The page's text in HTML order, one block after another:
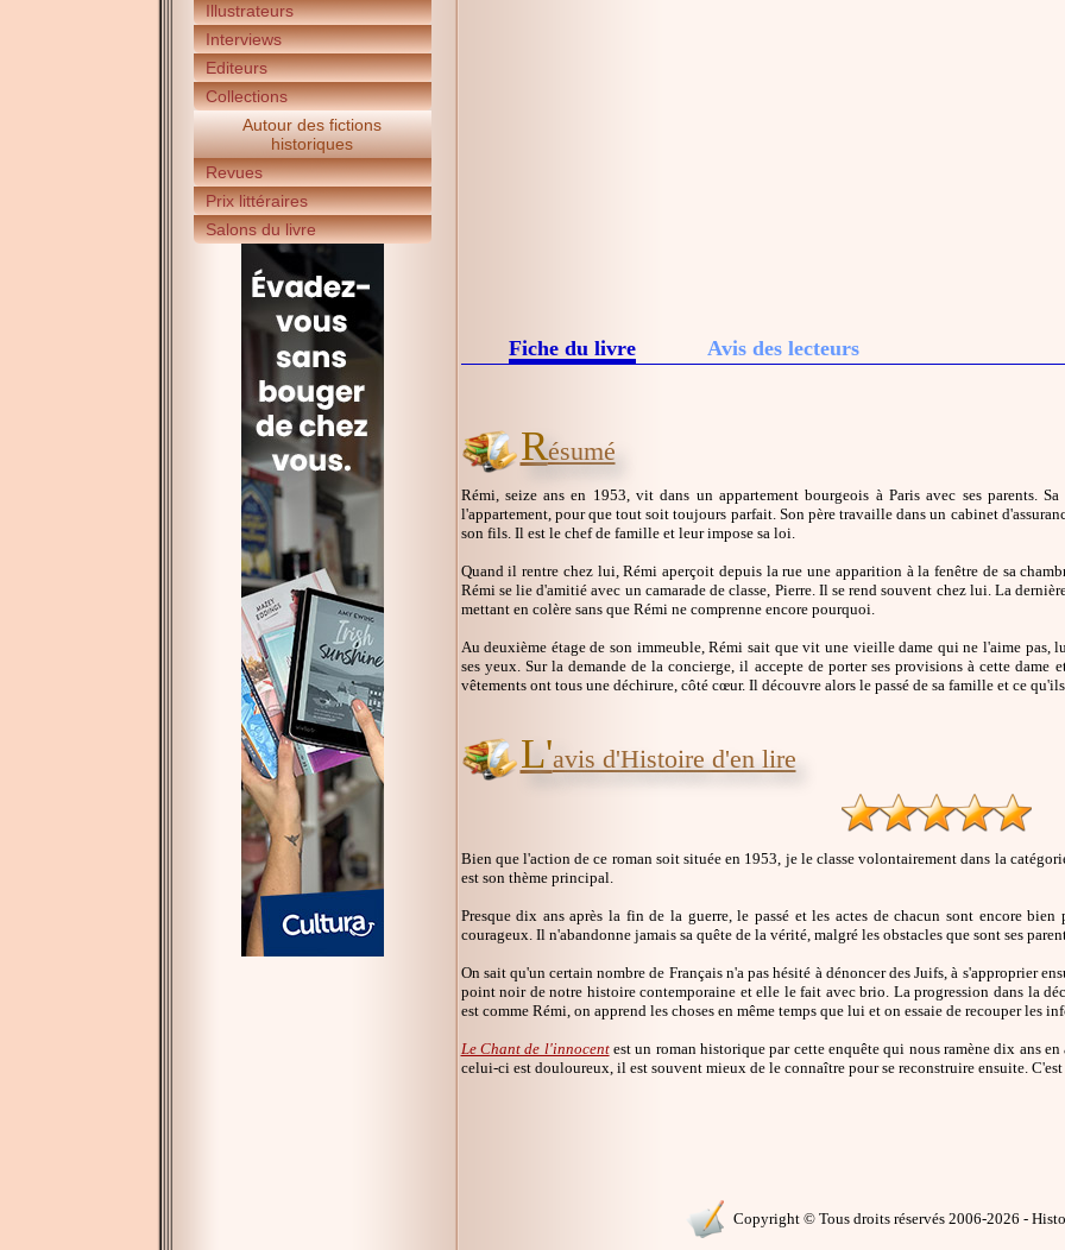
Illustrateurs
Interviews
Editeurs
Collections
Autour des fictions
historiques
Revues
Prix littéraires
Salons du livre
Fiche du livre Avis des lecteurs
Résumé
Rémi, seize ans en 1953, vit dans un appartement bourgeois à Paris avec ses parents.
l'appartement, pour que tout soit toujours parfait. Son père travaille dans un cabinet
son fils. Il est le chef de famille et leur impose sa loi.
Quand il rentre chez lui, Rémi aperçoit depuis la rue une apparition à la fenêtre de sa
Rémi se lie d'amitié avec un camarade de classe, Pierre. Il se rend souvent chez lui. La
mettant en colère sans que Rémi ne comprenne encore pourquoi.
Au deuxième étage de son immeuble, Rémi sait que vit une vieille dame qui ne l'aime pas,
ses yeux. Sur la demande de la concierge, il accepte de porter ses provisions à cette dame
vêtements ont tous une déchirure, côté cœur. Il découvre alors le passé de sa famille et ce
L'avis d'Histoire d'en lire
Bien que l'action de ce roman soit située en 1953, je le classe volontairement dans la
est son thème principal.
Presque dix ans après la fin de la guerre, le passé et les actes de chacun sont encore
courageux. Il n'abandonne jamais sa quête de la vérité, malgré les obstacles que sont ses
On sait qu'un certain nombre de Français n'a pas hésité à dénoncer des Juifs, à s'approprier
point noir de notre histoire contemporaine et elle le fait avec brio. La progression dans la
est comme Rémi, on apprend les choses en même temps que lui et on essaie de recouper les
Le Chant de l'innocentest un roman historique par cette enquête qui nous ramène dix ans
celui-ci est douloureux, il est souvent mieux de le connaître pour se reconstruire ensuite.
Copyright © Tous droits réservés 2006-2026 -